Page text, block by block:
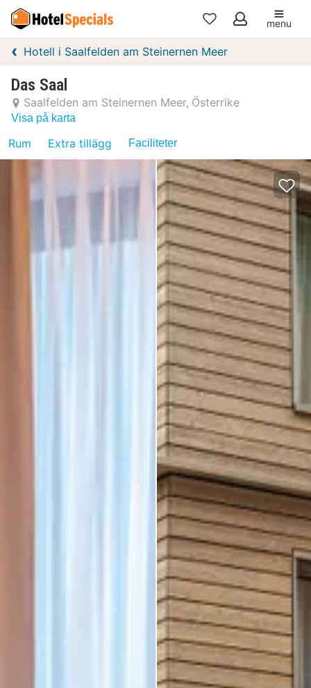
Mina
favoriter
menu
Hotell i Saalfelden am Steinernen Meer
Das Saal
Saalfelden am Steinernen Meer Österrike
Visa på karta
Rum Extra tillägg Faciliteter